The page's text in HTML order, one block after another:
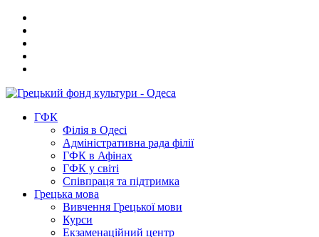
ГФК
Філія в Одесі
Адміністративна рада філії
ГФК в Афінах
ГФК у світі
Співпраця та підтримка
Грецька мова
Вивчення Грецької мови
Курси
Екзаменаційний центр